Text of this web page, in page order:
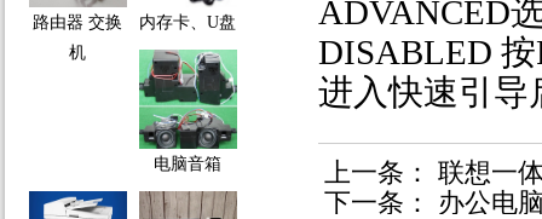
路由器 交换
机
内存卡、U盘
电脑音箱
ADVANCED
DISABLED
进入快速引导
上一条： 联想一
下一条： 办公电